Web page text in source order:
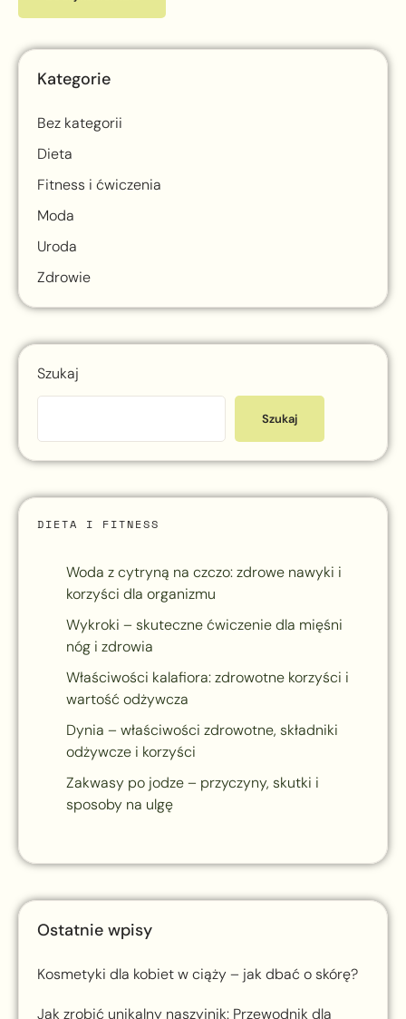
Kategorie
Bez kategorii
Dieta
Fitness i ćwiczenia
Moda
Uroda
Zdrowie
Szukaj
Szukaj
DIETA I FITNESS
Woda z cytryną na czczo: zdrowe nawyki i
korzyści dla organizmu
Wykroki – skuteczne ćwiczenie dla mięśni
nóg i zdrowia
Właściwości kalafiora: zdrowotne korzyści i
wartość odżywcza
Dynia – właściwości zdrowotne, składniki
odżywcze i korzyści
Zakwasy po jodze – przyczyny, skutki i
sposoby na ulgę
Ostatnie wpisy
Kosmetyki dla kobiet w ciąży – jak dbać o skórę?
Jak zrobić unikalny naszyjnik: Przewodnik dla